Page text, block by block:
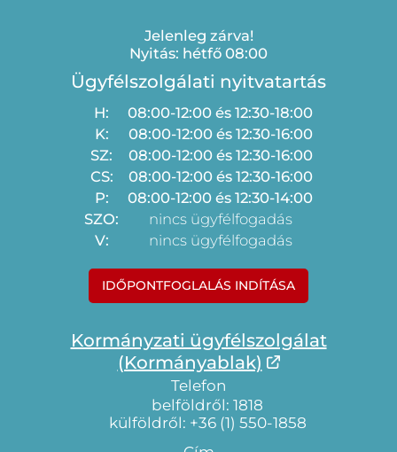
Jelenleg zárva!
Nyitás: hétfő 08:00
Ügyfélszolgálati nyitvatartás
H:
08:00-12:00 és 12:30-18:00
K:
08:00-12:00 és 12:30-16:00
SZ:
08:00-12:00 és 12:30-16:00
CS:
08:00-12:00 és 12:30-16:00
P:
08:00-12:00 és 12:30-14:00
SZO:
nincs ügyfélfogadás
V:
nincs ügyfélfogadás
IDŐPONTFOGLALÁS INDÍTÁSA
Kormányzati ügyfélszolgálat
(Kormányablak)
Telefon
belföldről: 1818
külföldről: +36 (1) 550-1858